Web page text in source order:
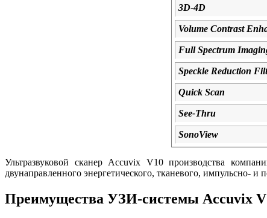
3D-4D
Volume Contrast
Full Spectrum
Speckle Reduction
Quick Scan
See-Thru
SonoView
Ультразвуковой сканер
Accuvix V10 производства
двунаправленного энергетического, тканевого, импульсно-
Преимущества УЗИ-системы Accuvix